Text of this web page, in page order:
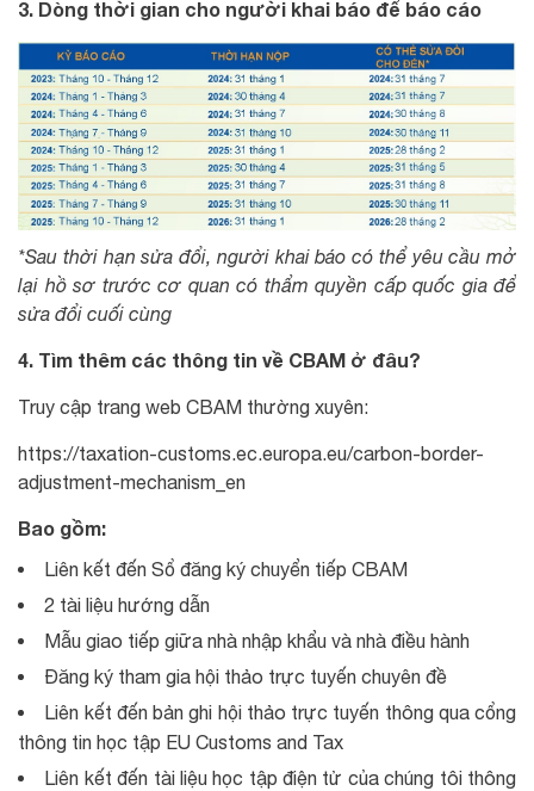
3. Dòng thời gian cho người khai báo để báo cáo
*Sau thời hạn sửa đổi, người khai báo có thể yêu cầu mở
lại hồ sơ trước cơ quan có thẩm quyền cấp quốc gia để
sửa đổi cuối cùng
4. Tìm thêm các thông tin về CBAM ở đâu?
Truy cập trang web CBAM thường xuyên:
https://taxation-customs.ec.europa.eu/carbon-border-
adjustment-mechanism_en
Bao gồm:
Liên kết đến Sổ đăng ký chuyển tiếp CBAM
2 tài liệu hướng dẫn
Mẫu giao tiếp giữa nhà nhập khẩu và nhà điều hành
Đăng ký tham gia hội thảo trực tuyến chuyên đề
Liên kết đến bản ghi hội thảo trực tuyến thông qua cổng
thông tin học tập EU Customs and Tax
Liên kết đến tài liệu học tập điện tử của chúng tôi thông